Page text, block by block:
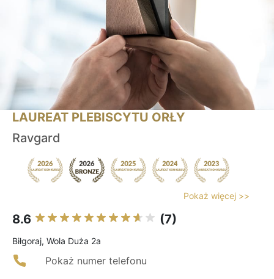
LAUREAT PLEBISCYTU ORŁY
Ravgard
Pokaż więcej >>
8.6 (7)
Biłgoraj, Wola Duża 2a
Pokaż numer telefonu